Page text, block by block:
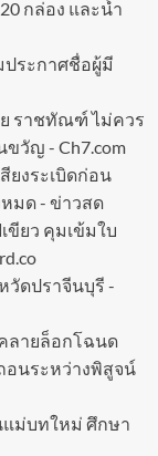
กล่อง และน้ำ
ประกาศชื่อผู้มี
ราชทัณฑ์ ไม่ควร
วัญ - Ch7.com
ยงระเบิดก่อน
มด - ข่าวสด
ขียว คุมเข้มใบ
ดปราจีนบุรี -
ลายล็อกโฉนด
อนระหว่างพิสูจน์
ม่บทใหม่ ศึกษา